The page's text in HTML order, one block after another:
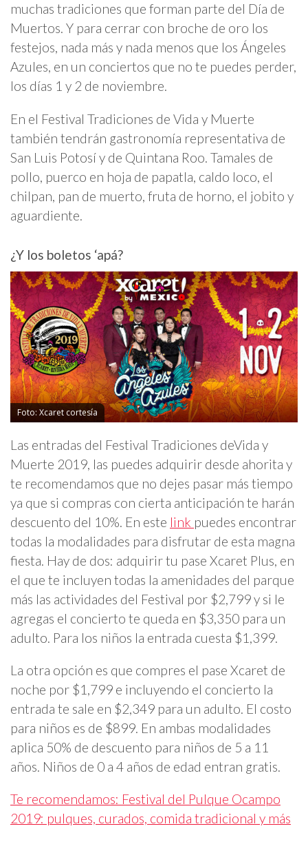
muchas tradiciones que forman parte del Día de
Muertos. Y para cerrar con broche de oro los
festejos, nada más y nada menos que los Ángeles
Azules, en un conciertos que no te puedes perder,
los días 1 y 2 de noviembre.
En el Festival Tradiciones de Vida y Muerte
también tendrán gastronomía representativa de
San Luis Potosí y de Quintana Roo. Tamales de
pollo, puerco en hoja de papatla, caldo loco, el
chilpan, pan de muerto, fruta de horno, el jobito y
aguardiente.
¿Y los boletos ‘apá?
Foto: Xcaret cortesía
Las entradas del Festival Tradiciones deVida y
Muerte 2019, las puedes adquirir desde ahorita y
te recomendamos que no dejes pasar más tiempo
ya que si compras con cierta anticipación te harán
descuento del 10%. En este link puedes encontrar
todas la modalidades para disfrutar de esta magna
fiesta. Hay de dos: adquirir tu pase Xcaret Plus, en
el que te incluyen todas la amenidades del parque
más las actividades del Festival por $2,799 y si le
agregas el concierto te queda en $3,350 para un
adulto. Para los niños la entrada cuesta $1,399.
La otra opción es que compres el pase Xcaret de
noche por $1,799 e incluyendo el concierto la
entrada te sale en $2,349 para un adulto. El costo
para niños es de $899. En ambas modalidades
aplica 50% de descuento para niños de 5 a 11
años. Niños de 0 a 4 años de edad entran gratis.
Te recomendamos: Festival del Pulque Ocampo
2019: pulques, curados, comida tradicional y más